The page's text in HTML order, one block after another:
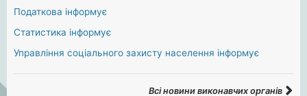
Податкова інформує
Статистика інформує
Управління соціального захисту населення інформує
Всі новини виконавчих органів